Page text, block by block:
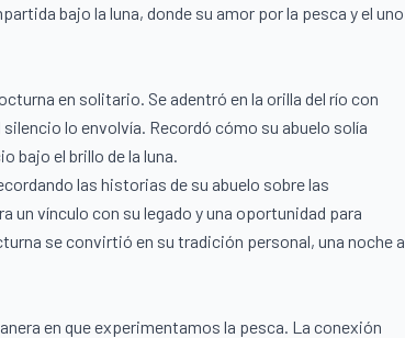
bajo la luna, donde su amor por la pesca y el uno
en solitario. Se adentró en la orilla del río con
lo envolvía. Recordó cómo su abuelo solía
bajo el brillo de la luna.
las historias de su abuelo sobre las
un vínculo con su legado y una oportunidad para
se convirtió en su tradición personal, una noche a
en que experimentamos la pesca. La conexión